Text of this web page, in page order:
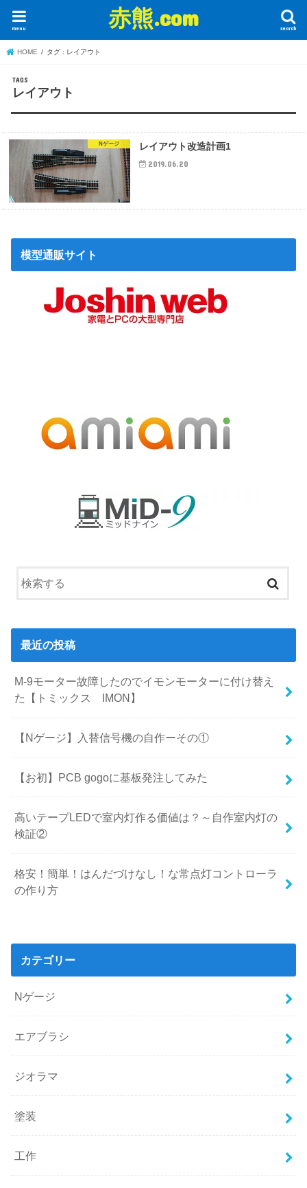
赤熊.com search
menu
HOME タグ : レイアウト
レイアウト
Nゲージ レイアウト改造計画1
2019.06.20
模型通販サイト
最近の投稿
M-9モーター故障したのでイモンモーターに付け替え
た【トミックス IMON】
【Nゲージ】入替信号機の自作ーその①
【お初】PCB gogoに基板発注してみた
高いテープLEDで室内灯作る価値は？～自作室内灯の
検証②
格安！簡単！はんだづけなし！な常点灯コントローラ
の作り方
カテゴリー
Nゲージ
エアブラシ
ジオラマ
塗装
工作